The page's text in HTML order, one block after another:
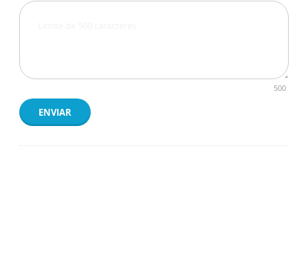
500
ENVIAR